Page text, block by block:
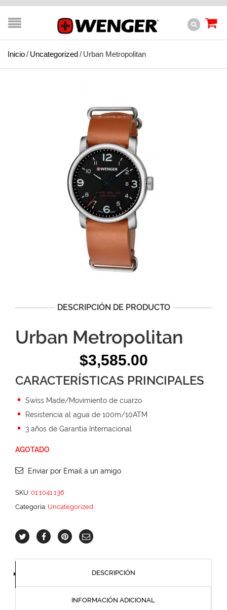
Inicio/ Uncategorized/ Urban Metropolitan
DESCRIPCIÓN DE PRODUCTO
Urban Metropolitan
$3,585.00
CARACTERÍSTICAS PRINCIPALES
Swiss Made/Movimiento de cuarzo
Resistencia al agua de 100m/10ATM
3 años de Garantía Internacional
AGOTADO
Enviar por Email a un amigo
SKU: 01.1041.136
Categoría: Uncategorized
DESCRIPCIÓN
INFORMACIÓN ADICIONAL